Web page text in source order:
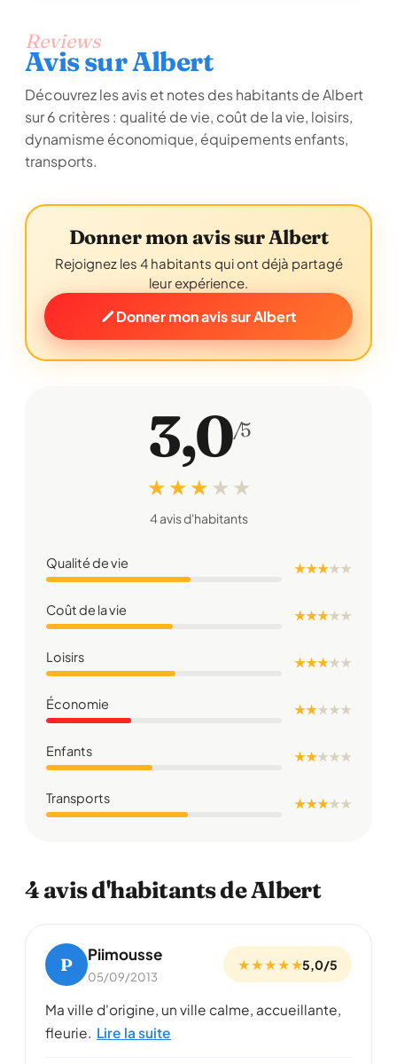
Reviews
Avis sur Albert
Découvrez les avis et notes des habitants de Albert
sur 6 critères : qualité de vie, coût de la vie, loisirs,
dynamisme économique, équipements enfants,
transports.
Donner mon avis sur Albert
Rejoignez les 4 habitants qui ont déjà partagé
leur expérience.
Donner mon avis sur Albert
3,0/5
★ ★ ★ ★ ★
4 avis d'habitants
Qualité de vie ★ ★ ★★★
Coût de la vie ★ ★ ★★★
Loisirs ★ ★ ★★★
Économie ★ ★★★★
Enfants ★ ★★★★
Transports ★ ★ ★★★
4 avis d'habitants de Albert
P Piimousse
05/09/2013
★ ★ ★ ★ ★5,0/5
Ma ville d'origine, un ville calme, accueillante,
fleurie. Lire la suite